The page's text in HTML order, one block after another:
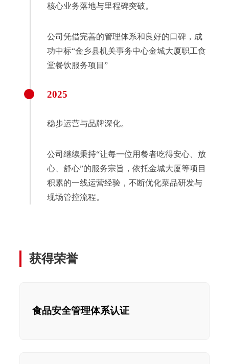
核心业务落地与里程碑突破。
公司凭借完善的管理体系和良好的口碑，成
功中标“金乡县机关事务中心金城大厦职工食
堂餐饮服务项目”
2025
稳步运营与品牌深化。
公司继续秉持“让每一位用餐者吃得安心、放
心、舒心”的服务宗旨，依托金城大厦等项目
积累的一线运营经验，不断优化菜品研发与
现场管控流程。
获得荣誉
食品安全管理体系认证